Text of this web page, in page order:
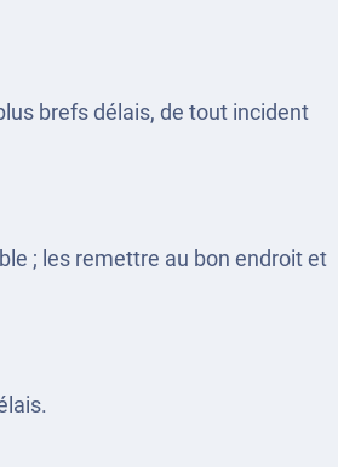
brefs délais, de tout incident
; les remettre au bon endroit et